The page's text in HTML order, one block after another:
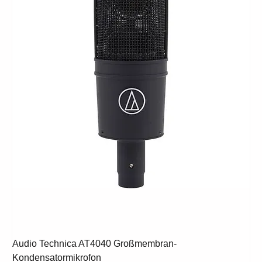
Audio Technica AT4040 Großmembran-
Kondensatormikrofon